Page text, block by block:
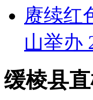
赓续红
山举办
缓棱县